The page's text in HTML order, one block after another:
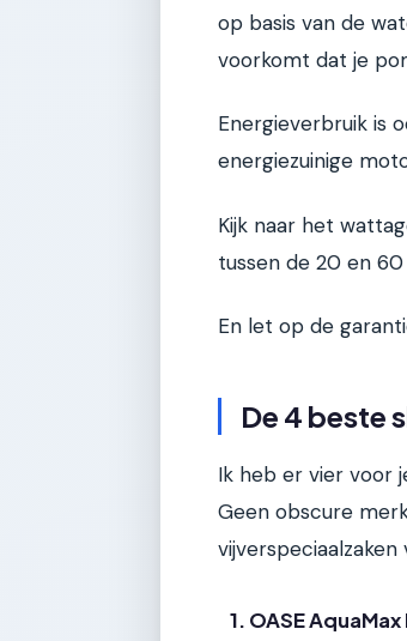
op basis van de
voorkomt dat je
Energieverbruik is
energiezuinige
Kijk naar het
tussen de 20 en
En let op de
De 4 beste
Ik heb er vier voor
Geen obscure
1. OASE